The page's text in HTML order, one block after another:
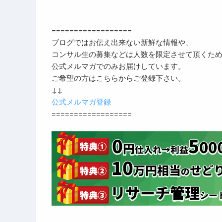
==================
ブログではお伝え出来ない新鮮な情報や、
コンサル生の募集などは人数を限定させて頂くため
公式メルマガでのみお届けしています。
ご希望の方はこちらからご登録下さい。
↓↓
公式メルマガ登録
==================